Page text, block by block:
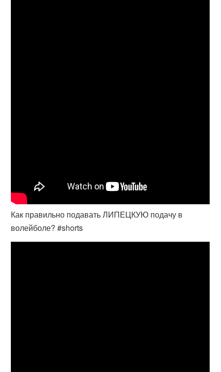
Как правильно подавать ЛИПЕЦКУЮ подачу в
волейболе? #shorts